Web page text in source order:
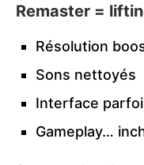
Remaster =
Résolution
Sons nettoyés
Interface
Gameplay…